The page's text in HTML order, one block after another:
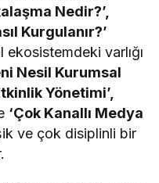
Nedir?’,
Kurgulanır?’
varlığı
Nesil Kurumsal
Yönetimi’,
‘Çok Kanallı Medya
ve çok disiplinli bir